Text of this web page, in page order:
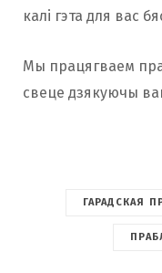
калі гэта для вас
Мы працягваем
свеце дзякуючы
ГАРАДСКАЯ